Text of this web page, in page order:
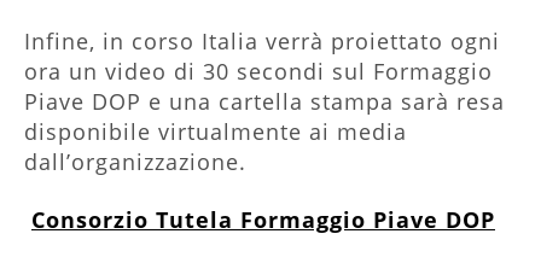
Infine, in corso Italia verrà proiettato ogni
ora un video di 30 secondi sul Formaggio
Piave DOP e una cartella stampa sarà resa
disponibile virtualmente ai media
dall’organizzazione.
Consorzio Tutela Formaggio Piave DOP